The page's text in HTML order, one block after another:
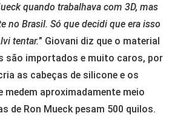
quando trabalhava com 3D, mas
no Brasil. Só que decidi que era isso
tentar.” Giovani diz que o material
são importados e muito caros, por
as cabeças de silicone e os
medem aproximadamente meio
de Ron Mueck pesam 500 quilos.